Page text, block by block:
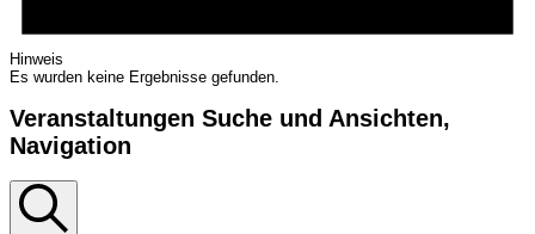
Hinweis
Es wurden keine Ergebnisse gefunden.
Veranstaltungen Suche und Ansichten,
Navigation